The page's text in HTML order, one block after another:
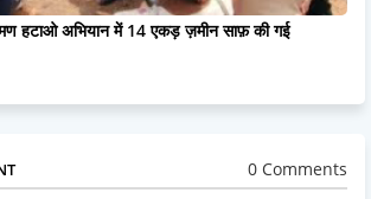
हटाओ अभियान में 14 एकड़ ज़मीन साफ़ की गई
0 Comments